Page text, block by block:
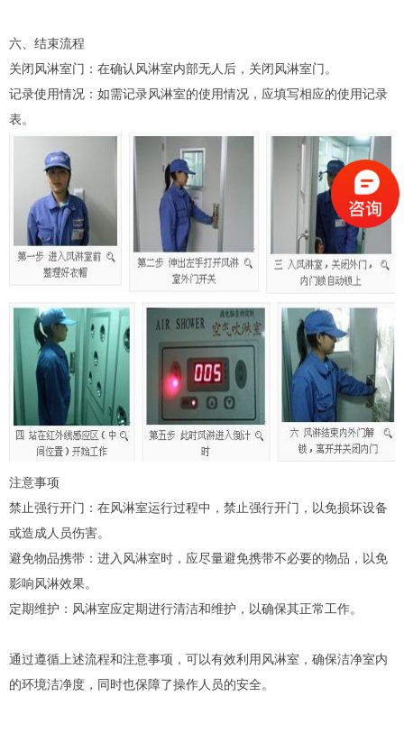
六、结束流程
关闭风淋室门：在确认风淋室内部无人后，关闭风淋室门。
记录使用情况：如需记录风淋室的使用情况，应填写相应的使用记录
表。
注意事项
禁止强行开门：在风淋室运行过程中，禁止强行开门，以免损坏设备
或造成人员伤害。
避免物品携带：进入风淋室时，应尽量避免携带不必要的物品，以免
影响风淋效果。
定期维护：风淋室应定期进行清洁和维护，以确保其正常工作。
通过遵循上述流程和注意事项，可以有效利用风淋室，确保洁净室内
的环境洁净度，同时也保障了操作人员的安全。